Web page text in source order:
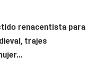
renacentista para
trajes